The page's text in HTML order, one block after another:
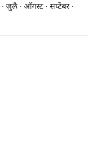
·जुलै·ऑगस्ट·सप्टेंबर·